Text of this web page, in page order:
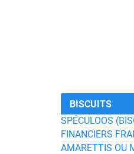
BISCUITS
SPÉCULOOS
FINANCIERS
AMARETTIS OU